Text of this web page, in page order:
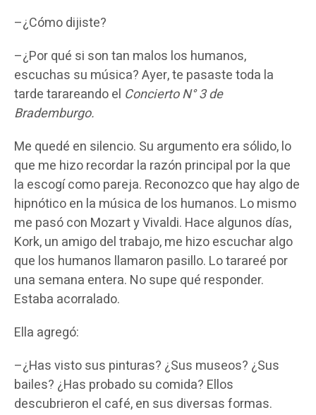
–¿Cómo dijiste?
–¿Por qué si son tan malos los humanos,
escuchas su música? Ayer, te pasaste toda la
tarde tarareando el Concierto N° 3 de
Brademburgo.
Me quedé en silencio. Su argumento era sólido, lo
que me hizo recordar la razón principal por la que
la escogí como pareja. Reconozco que hay algo de
hipnótico en la música de los humanos. Lo mismo
me pasó con Mozart y Vivaldi. Hace algunos días,
Kork, un amigo del trabajo, me hizo escuchar algo
que los humanos llamaron pasillo. Lo tarareé por
una semana entera. No supe qué responder.
Estaba acorralado.
Ella agregó:
–¿Has visto sus pinturas? ¿Sus museos? ¿Sus
bailes? ¿Has probado su comida? Ellos
descubrieron el café, en sus diversas formas.